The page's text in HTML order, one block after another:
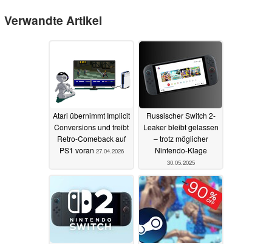
Verwandte Artikel
Atari übernimmt Implicit
Conversions und treibt
Retro-Comeback auf
PS1 voran 27.04.2026
Russischer Switch 2-
Leaker bleibt gelassen
– trotz möglicher
Nintendo-Klage
30.05.2025